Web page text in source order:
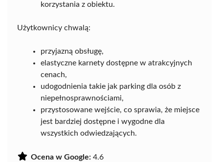
korzystania z obiektu.
Użytkownicy chwalą:
przyjazną obsługę,
elastyczne karnety dostępne w atrakcyjnych
cenach,
udogodnienia takie jak parking dla osób z
niepełnosprawnościami,
przystosowane wejście, co sprawia, że miejsce
jest bardziej dostępne i wygodne dla
wszystkich odwiedzających.
Ocena w Google: 4.6